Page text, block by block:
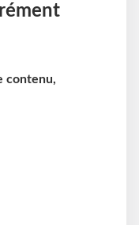
contenu,